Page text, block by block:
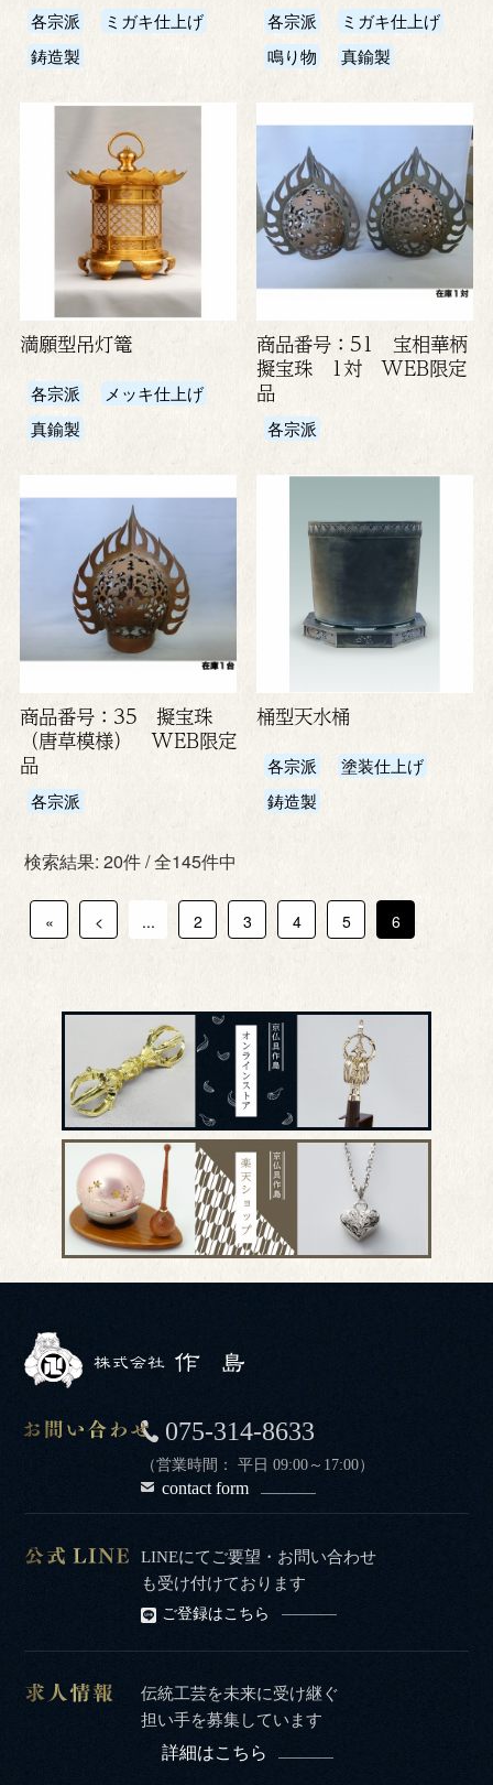
各宗派
ミガキ仕上げ
鋳造製
各宗派
ミガキ仕上げ
鳴り物
真鍮製
満願型吊灯篭
各宗派
メッキ仕上げ
真鍮製
商品番号：51 宝相華柄
擬宝珠 1対 WEB限定
品
各宗派
商品番号：35 擬宝珠
（唐草模様） WEB限定
品
各宗派
桶型天水桶
各宗派
塗装仕上げ
鋳造製
検索結果: 20件 / 全145件中
« < ... 2 3 4 5 6
075-314-8633
（営業時間： 平日 09:00～17:00）
contact form
LINEにてご要望・お問い合わせ
も受け付けております
ご登録はこちら
伝統工芸を未来に受け継ぐ
担い手を募集しています
詳細はこちら